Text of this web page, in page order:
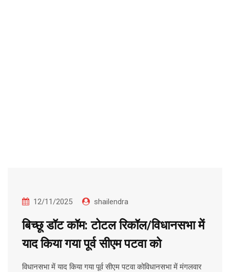
12/11/2025 shailendra
बिच्छू डॉट कॉम: टोटल रिकॉल/विधानसभा में
याद किया गया पूर्व सीएम पटवा को
विधानसभा में याद किया गया पूर्व सीएम पटवा कोविधानसभा में मंगलवार